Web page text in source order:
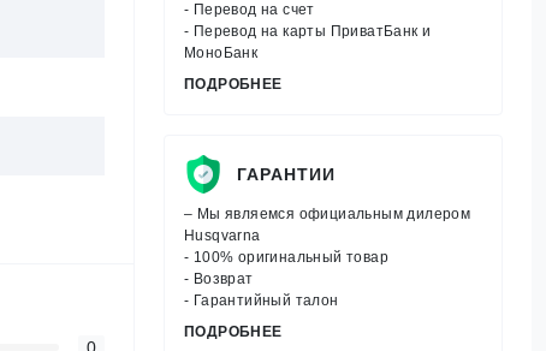
0
- Перевод на счет
- Перевод на карты ПриватБанк и
МоноБанк
ПОДРОБНЕЕ
ГАРАНТИИ
– Мы являемся официальным дилером
Husqvarna
- 100% оригинальный товар
- Возврат
- Гарантийный талон
ПОДРОБНЕЕ